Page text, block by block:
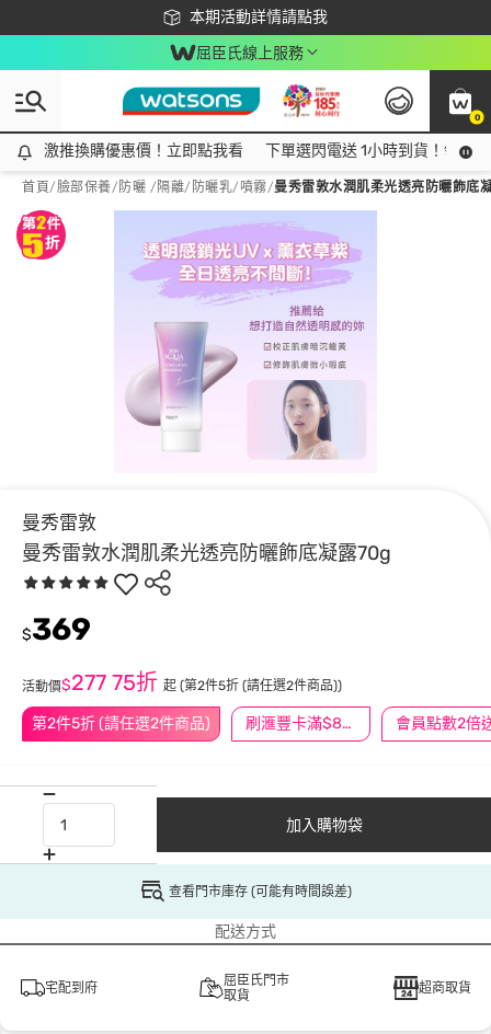
本期活動詳情請點我
下載app最高回饋$350
屈臣氏線上服務
0
激推換購優惠價！立即點我看
激推換購優惠價！立即點我看 下單選閃電送 1小時到貨！領神
首頁/臉部保養/ 防曬 /隔離/ 防曬乳/噴霧/曼秀雷敦水潤肌柔光透亮防曬飾底
曼秀雷敦
曼秀雷敦水潤肌柔光透亮防曬飾底凝露70g
第2件5折 (請任選2件商品) 刷滙豐卡滿$888送3萬點 會員點數2倍
$369
活動價$277 75折 起 (第2件5折 (請任選2件商品))
加入購物袋
查看門市庫存 (可能有時間誤差)
配送方式
宅配到府
屈臣氏門市
取貨
超商取貨